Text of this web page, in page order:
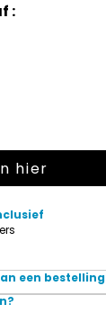
:
hier
een